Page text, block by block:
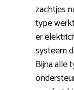
zachtjes
type
er
systeem
Bijna alle